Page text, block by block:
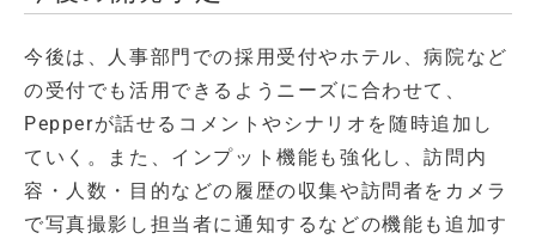
今後は、人事部門での採用受付やホテル、病院など
の受付でも活用できるようニーズに合わせて、
Pepperが話せるコメントやシナリオを随時追加し
ていく。また、インプット機能も強化し、訪問内
容・人数・目的などの履歴の収集や訪問者をカメラ
で写真撮影し担当者に通知するなどの機能も追加す